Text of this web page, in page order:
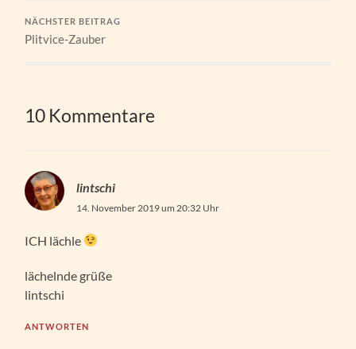
NÄCHSTER BEITRAG
Plitvice-Zauber
10 Kommentare
lintschi
14. November 2019 um 20:32 Uhr
ICH lächle
lächelnde grüße
lintschi
ANTWORTEN